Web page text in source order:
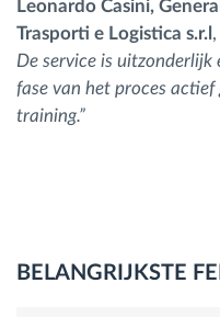
Leonardo Casini,
Trasporti e Logistica s.r.l
De service is
fase van het proces actief
training.”
BELANGRIJKSTE